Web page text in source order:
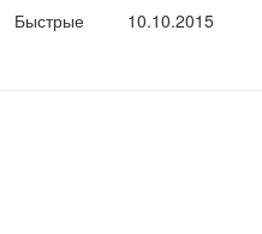
Быстрые 10.10.2015